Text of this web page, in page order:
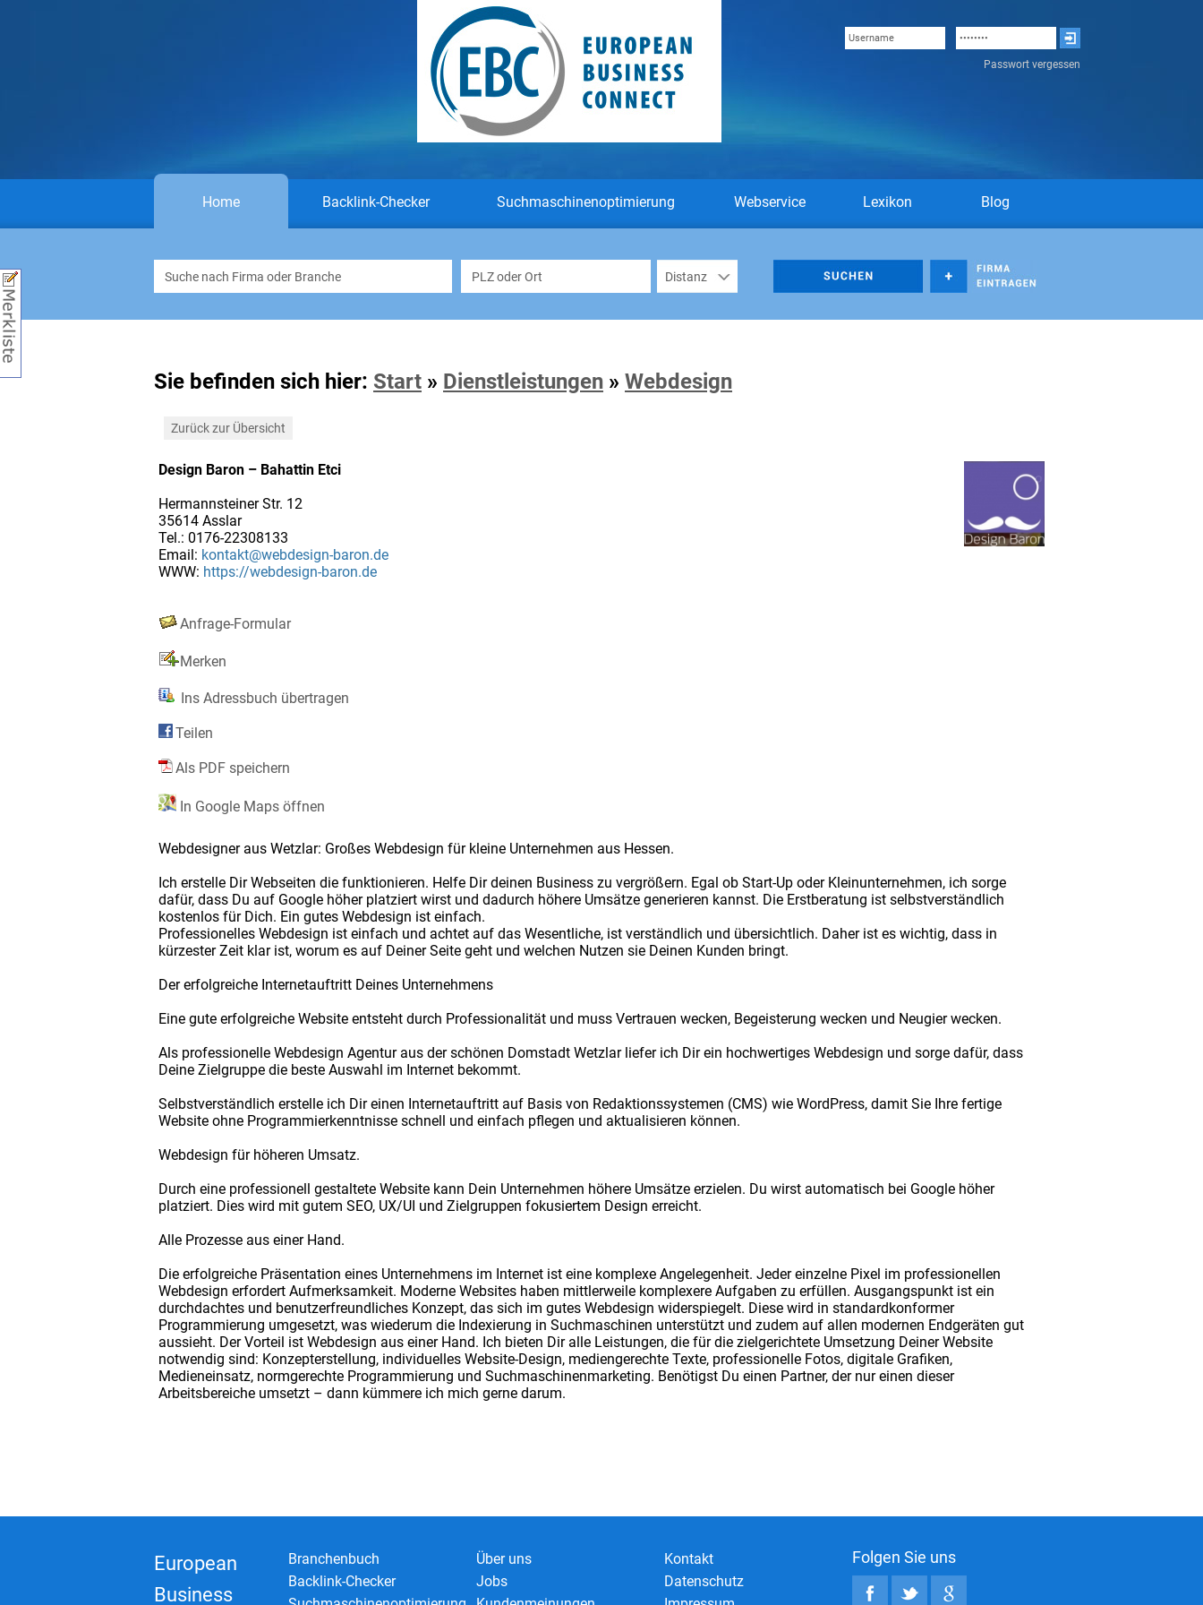
Passwort vergessen
Home Backlink-Checker Suchmaschinenoptimierung Webservice Lexikon Blog
Sie befinden sich hier: Start » Dienstleistungen » Webdesign
Zurück zur Übersicht
Design Baron – Bahattin Etci
Hermannsteiner Str. 12
35614 Asslar
Tel.: 0176-22308133
Email: kontakt@webdesign-baron.de
WWW: https://webdesign-baron.de
Anfrage-Formular
Merken
Ins Adressbuch übertragen
Teilen
Als PDF speichern
In Google Maps öffnen
Webdesigner aus Wetzlar: Großes Webdesign für kleine Unternehmen aus Hessen.
Ich erstelle Dir Webseiten die funktionieren. Helfe Dir deinen Business zu vergrößern. Egal ob Start-Up oder Kleinunternehmen, ich sorge
dafür, dass Du auf Google höher platziert wirst und dadurch höhere Umsätze generieren kannst. Die Erstberatung ist selbstverständlich
kostenlos für Dich. Ein gutes Webdesign ist einfach.
Professionelles Webdesign ist einfach und achtet auf das Wesentliche, ist verständlich und übersichtlich. Daher ist es wichtig, dass in
kürzester Zeit klar ist, worum es auf Deiner Seite geht und welchen Nutzen sie Deinen Kunden bringt.
Der erfolgreiche Internetauftritt Deines Unternehmens
Eine gute erfolgreiche Website entsteht durch Professionalität und muss Vertrauen wecken, Begeisterung wecken und Neugier wecken.
Als professionelle Webdesign Agentur aus der schönen Domstadt Wetzlar liefer ich Dir ein hochwertiges Webdesign und sorge dafür, dass
Deine Zielgruppe die beste Auswahl im Internet bekommt.
Selbstverständlich erstelle ich Dir einen Internetauftritt auf Basis von Redaktionssystemen (CMS) wie WordPress, damit Sie Ihre fertige
Website ohne Programmierkenntnisse schnell und einfach pflegen und aktualisieren können.
Webdesign für höheren Umsatz.
Durch eine professionell gestaltete Website kann Dein Unternehmen höhere Umsätze erzielen. Du wirst automatisch bei Google höher
platziert. Dies wird mit gutem SEO, UX/UI und Zielgruppen fokusiertem Design erreicht.
Alle Prozesse aus einer Hand.
Die erfolgreiche Präsentation eines Unternehmens im Internet ist eine komplexe Angelegenheit. Jeder einzelne Pixel im professionellen
Webdesign erfordert Aufmerksamkeit. Moderne Websites haben mittlerweile komplexere Aufgaben zu erfüllen. Ausgangspunkt ist ein
durchdachtes und benutzerfreundliches Konzept, das sich im gutes Webdesign widerspiegelt. Diese wird in standardkonformer
Programmierung umgesetzt, was wiederum die Indexierung in Suchmaschinen unterstützt und zudem auf allen modernen Endgeräten gut
aussieht. Der Vorteil ist Webdesign aus einer Hand. Ich bieten Dir alle Leistungen, die für die zielgerichtete Umsetzung Deiner Website
notwendig sind: Konzepterstellung, individuelles Website-Design, mediengerechte Texte, professionelle Fotos, digitale Grafiken,
Medieneinsatz, normgerechte Programmierung und Suchmaschinenmarketing. Benötigst Du einen Partner, der nur einen dieser
Arbeitsbereiche umsetzt – dann kümmere ich mich gerne darum.
European
Business
Branchenbuch
Backlink-Checker
Über uns
Jobs
Kontakt
Datenschutz
Folgen Sie uns